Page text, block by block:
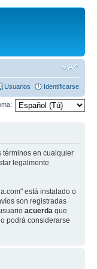
Usuarios Identificarse
términos en cualquier
legalmente
está instalado o
son registradas
acuerda que
podrá considerarse